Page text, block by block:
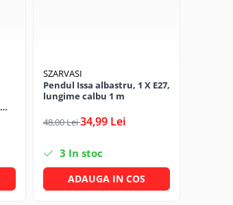
SZARVASI
Pendul Issa albastru, 1 X E27,
lungime calbu 1 m
48,00 Lei34,99 Lei
3 In stoc
ADAUGA IN COS